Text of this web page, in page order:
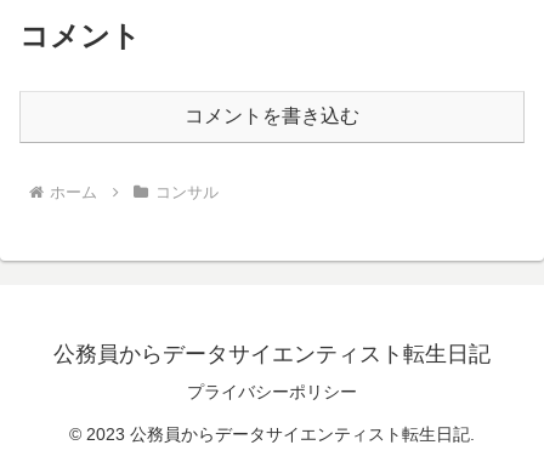
コメント
コメントを書き込む
ホーム コンサル
公務員からデータサイエンティスト転生日記
プライバシーポリシー
© 2023 公務員からデータサイエンティスト転生日記.